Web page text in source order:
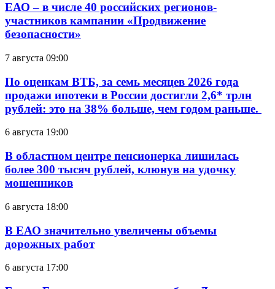
ЕАО – в числе 40 российских регионов-
участников кампании «Продвижение
безопасности»
7 августа 09:00
По оценкам ВТБ, за семь месяцев 2026 года
продажи ипотеки в России достигли 2,6* трлн
рублей: это на 38% больше, чем годом раньше.
6 августа 19:00
В областном центре пенсионерка лишилась
более 300 тысяч рублей, клюнув на удочку
мошенников
6 августа 18:00
В ЕАО значительно увеличены объемы
дорожных работ
6 августа 17:00